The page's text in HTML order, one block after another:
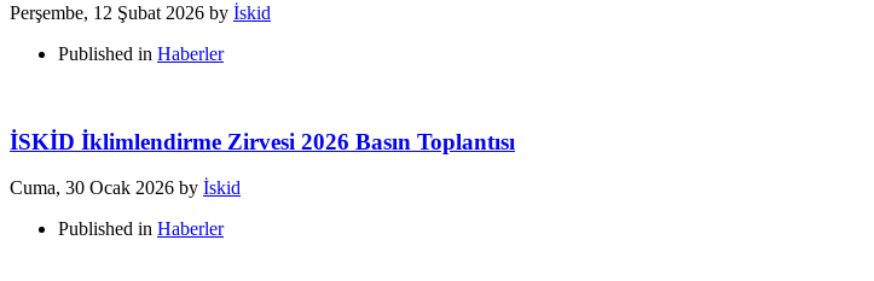
Perşembe, 12 Şubat 2026 by İskid
Published in Haberler
İSKİD İklimlendirme Zirvesi 2026 Basın Toplantısı
Cuma, 30 Ocak 2026 by İskid
Published in Haberler